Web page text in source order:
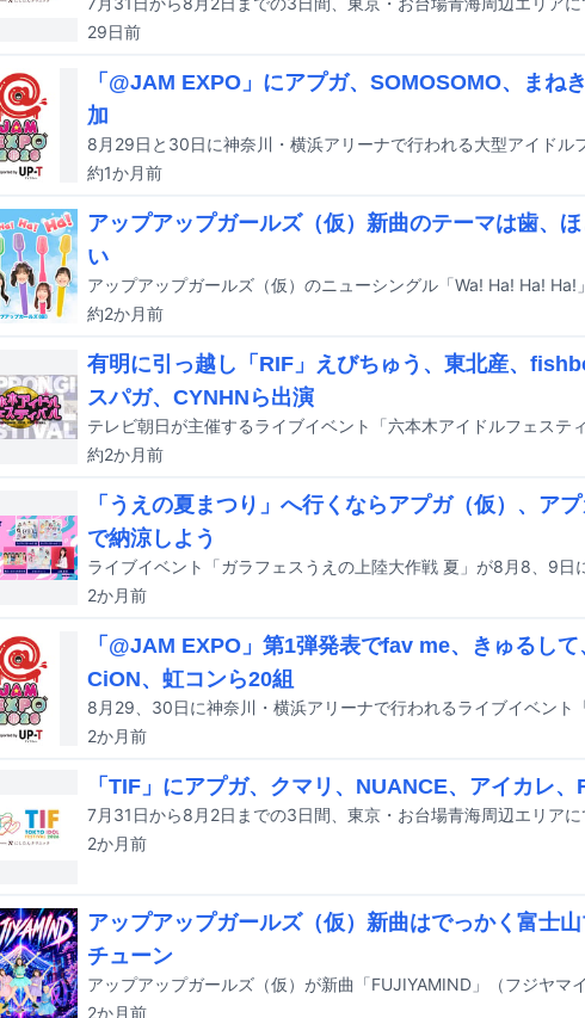
29日前
「@JAM EXPO」にアプガ、SOMOSOMO、まね
加
約1か月前
アップアップガールズ（仮）新曲のテーマは歯、
い
約2か月前
有明に引っ越し「RIF」えびちゅう、東北産、
スパガ、CYNHNら出演
約2か月前
「うえの夏まつり」へ行くならアプガ（仮）、ア
で納涼しよう
2か月前
「@JAM EXPO」第1弾発表でfav me、きゅるして
CiON、虹コンら20組
2か月前
「TIF」にアプガ、クマリ、NUANCE、アイカレ
2か月前
アップアップガールズ（仮）新曲はでっかく富士
チューン
2か月前